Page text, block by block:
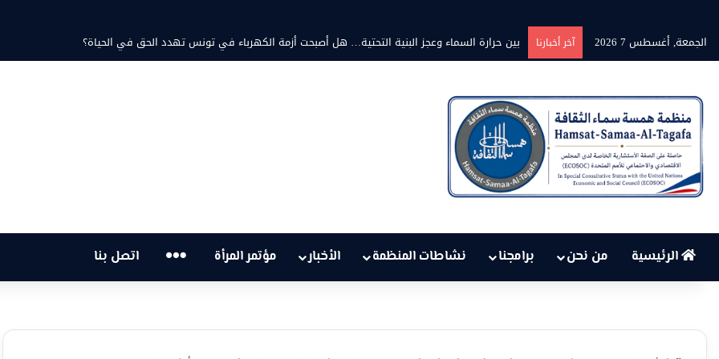
الجمعة, أغسطس 7 2026
آخر أخبارنا برنامج” قلوب شاعرة” بين الشاعر محمد ثابت والشاعرة فاطمة الزامل: عزف على أوتار الحنين وشجن القوافي
الرئيسية من نحن برامجنا نشاطات المنظمة الأخبار مؤتمر المرأة … اتصل بنا